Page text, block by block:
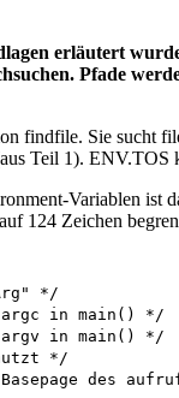
erläutert
Pfade
findfile. Sie sucht
Teil 1).
Variablen ist
124 Zeichen
*/
in main() */
in main() */
*/
des